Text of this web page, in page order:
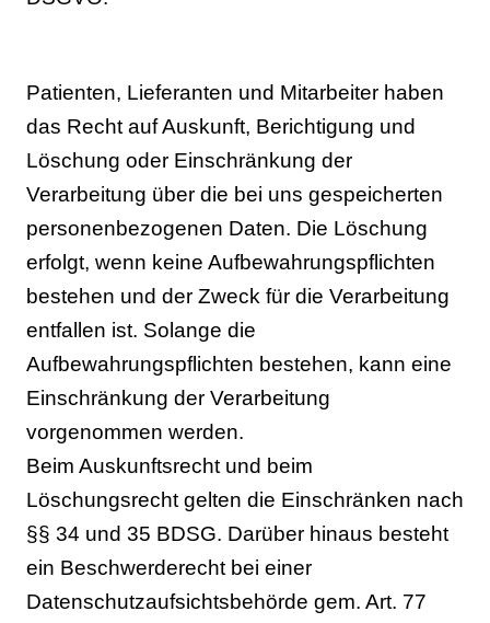
Patienten, Lieferanten und Mitarbeiter haben
das Recht auf Auskunft, Berichtigung und
Löschung oder Einschränkung der
Verarbeitung über die bei uns gespeicherten
personenbezogenen Daten. Die Löschung
erfolgt, wenn keine Aufbewahrungspflichten
bestehen und der Zweck für die Verarbeitung
entfallen ist. Solange die
Aufbewahrungspflichten bestehen, kann eine
Einschränkung der Verarbeitung
vorgenommen werden.
Beim Auskunftsrecht und beim
Löschungsrecht gelten die Einschränken nach
§§ 34 und 35 BDSG. Darüber hinaus besteht
ein Beschwerderecht bei einer
Datenschutzaufsichtsbehörde gem. Art. 77